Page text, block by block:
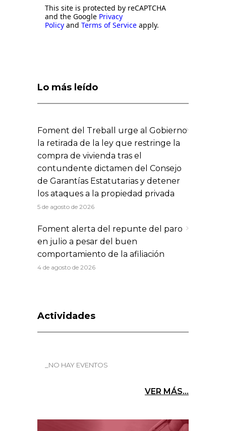
This site is protected by reCAPTCHA
and the Google Privacy
Policy and Terms of Service apply.
Lo más leído
Foment del Treball urge al Gobierno
la retirada de la ley que restringe la
compra de vivienda tras el
contundente dictamen del Consejo
de Garantías Estatutarias y detener
los ataques a la propiedad privada
5 de agosto de 2026
Foment alerta del repunte del paro
en julio a pesar del buen
comportamiento de la afiliación
4 de agosto de 2026
Actividades
_NO HAY EVENTOS
VER MÁS...